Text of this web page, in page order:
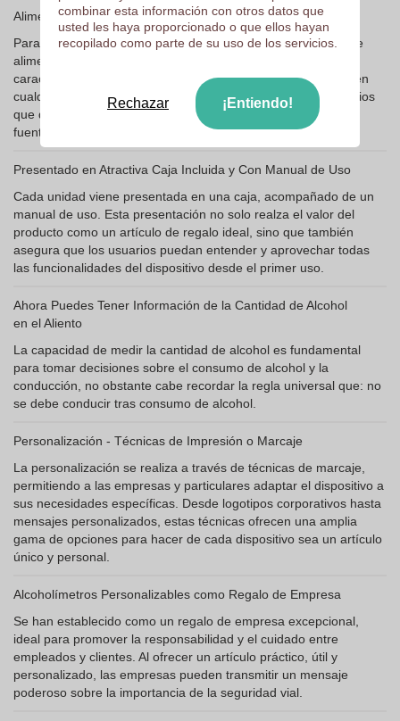
Alimentación a Pilas 2xAAA No Incluidas
Para garantizar su portabilidad y comodidad de transporte, se
alimenta mediante pilas, las cuales no están incluidas. Esta
característica asegura que el dispositivo pueda ser utilizado en
cualquier momento y lugar, ofreciendo flexibilidad a los usuarios
que desean llevar un control del alcohol sin depender de una
fuente de energía externa.
Presentado en Atractiva Caja Incluida y Con Manual de Uso
Cada unidad viene presentada en una caja, acompañado de un
manual de uso. Esta presentación no solo realza el valor del
producto como un artículo de regalo ideal, sino que también
asegura que los usuarios puedan entender y aprovechar todas
las funcionalidades del dispositivo desde el primer uso.
Ahora Puedes Tener Información de la Cantidad de Alcohol
en el Aliento
La capacidad de medir la cantidad de alcohol es fundamental
para tomar decisiones sobre el consumo de alcohol y la
conducción, no obstante cabe recordar la regla universal que: no
se debe conducir tras consumo de alcohol.
Personalización - Técnicas de Impresión o Marcaje
La personalización se realiza a través de técnicas de marcaje,
permitiendo a las empresas y particulares adaptar el dispositivo a
sus necesidades específicas. Desde logotipos corporativos hasta
mensajes personalizados, estas técnicas ofrecen una amplia
gama de opciones para hacer de cada dispositivo sea un artículo
único y personal.
Alcoholímetros Personalizables como Regalo de Empresa
Se han establecido como un regalo de empresa excepcional,
ideal para promover la responsabilidad y el cuidado entre
empleados y clientes. Al ofrecer un artículo práctico, útil y
personalizado, las empresas pueden transmitir un mensaje
poderoso sobre la importancia de la seguridad vial.
combinar esta información con otros datos que
usted les haya proporcionado o que ellos hayan
recopilado como parte de su uso de los servicios.
Rechazar ¡Entiendo!